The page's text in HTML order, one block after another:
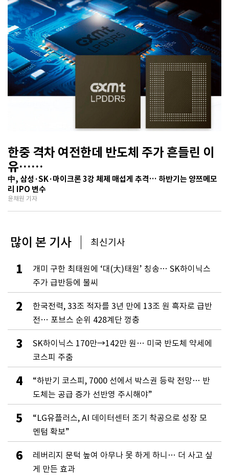
한중 격차 여전한데 반도체 주가 흔들린 이
유…
기술보다 무서운 ‘과점 균열’ 공포
中, 삼성·SK·마이크론 3강 체제 매섭게 추격… 하반기는 양쯔메모
리 IPO 변수
윤채원 기자
많이 본 기사 최신기사
1
개미 구한 최태원에 ‘대(大)태원’ 칭송… SK하이닉스
주가 급반등에 불씨
2
한국전력, 33조 적자를 3년 만에 13조 원 흑자로 급반
전… 포브스 순위 428계단 껑충
3
SK하이닉스 170만→142만 원… 미국 반도체 약세에
코스피 주춤
4
“하반기 코스피, 7000 선에서 박스권 등락 전망… 반
도체는 공급 증가 선반영 주시해야”
5
“LG유플러스, AI 데이터센터 조기 착공으로 성장 모
멘텀 확보”
6
레버리지 문턱 높여 아무나 못 하게 하니… 더 사고 싶
게 만든 효과